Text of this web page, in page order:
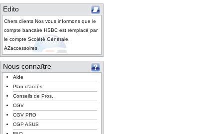
Edito
Chers clients Nos vous informons que le
compte bancaire HSBC est remplacé par
le compte Scoiété Générale.
AZaccessoires
Nous connaître
Aide
Plan d'accès
Conseils de Pros.
CGV
CGV PRO
CGP ASUS